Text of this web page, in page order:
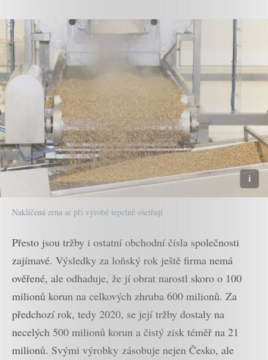
Naklíčená zrna se při výrobě tepelně ošetřují
Přesto jsou tržby i ostatní obchodní čísla společnosti
zajímavé. Výsledky za loňský rok ještě firma nemá
ověřené, ale odhaduje, že jí obrat narostl skoro o 100
milionů korun na celkových zhruba 600 milionů. Za
předchozí rok, tedy 2020, se její tržby dostaly na
necelých 500 milionů korun a čistý zisk téměř na 21
milionů. Svými výrobky zásobuje nejen Česko, ale